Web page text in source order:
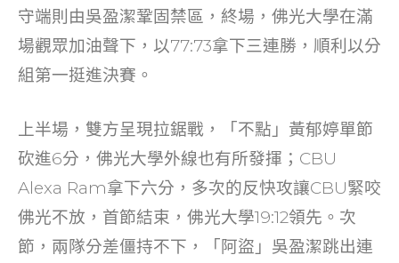
守端則由吳盈潔鞏固禁區，終場，佛光大學在滿
場觀眾加油聲下，以77:73拿下三連勝，順利以分
組第一挺進決賽。
上半場，雙方呈現拉鋸戰，「不點」黃郁婷單節
砍進6分，佛光大學外線也有所發揮；CBU
Alexa Ram拿下六分，多次的反快攻讓CBU緊咬
佛光不放，首節結束，佛光大學19:12領先。次
節，兩隊分差僵持不下，「阿盜」吳盈潔跳出連